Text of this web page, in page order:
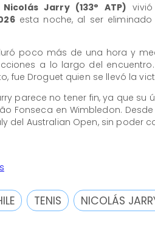
Nicolás Jarry (133° ATP)
esta noche, al ser eliminado
poco más de una hora y
a lo largo del
fue Droguet quien se llevó la
parece no tener fin, ya que su
Fonseca en Wimbledon.
del Australian Open, sin poder
TENIS NICOLÁS